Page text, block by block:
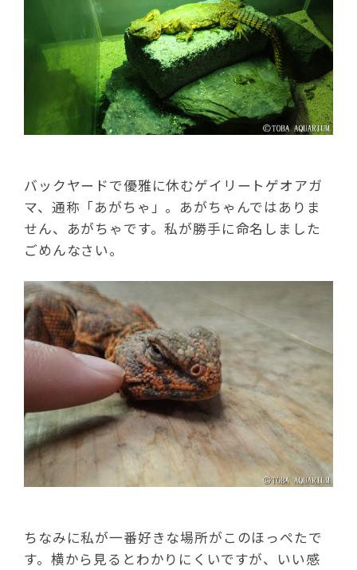
バックヤードで優雅に休むゲイリートゲオアガ
マ、通称「あがちゃ」。あがちゃんではありま
せん、あがちゃです。私が勝手に命名しました
ごめんなさい。
ちなみに私が一番好きな場所がこのほっぺたで
す。横から見るとわかりにくいですが、いい感